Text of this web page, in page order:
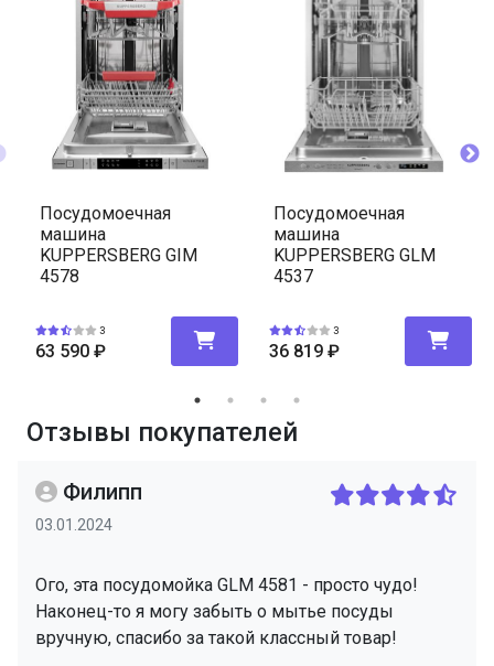
Посудомоечная
машина
KUPPERSBERG GIM
4578
3
63 590 ₽
Посудомоечная
машина
KUPPERSBERG GLM
4537
3
36 819 ₽
Отзывы покупателей
Филипп
03.01.2024
Ого, эта посудомойка GLM 4581 - просто чудо!
Наконец-то я могу забыть о мытье посуды
вручную, спасибо за такой классный товар!